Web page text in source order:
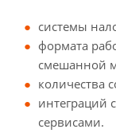
системы
формата
смешанной
количества
интеграций
сервисами.